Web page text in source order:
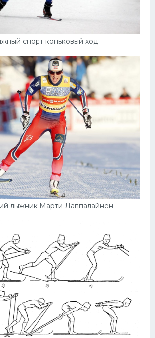
спорт коньковый ход
лыжник Марти Лаппалайнен